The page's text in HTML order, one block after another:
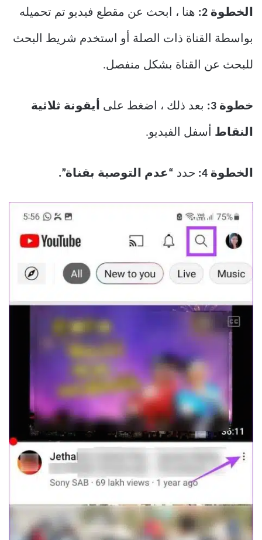
الخطوة 2: هنا ، ابحث عن مقطع فيديو تم تحميله
بواسطة القناة ذات الصلة أو استخدم شريط البحث
للبحث عن القناة بشكل منفصل.
خطوة 3: بعد ذلك ، اضغط على أيقونة ثلاثية
النقاط أسفل الفيديو.
الخطوة 4: حدد “عدم التوصية بقناة”.